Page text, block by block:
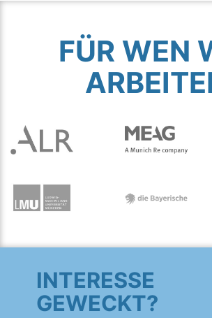
FÜR WEN
INTERESSE
GEWECKT?